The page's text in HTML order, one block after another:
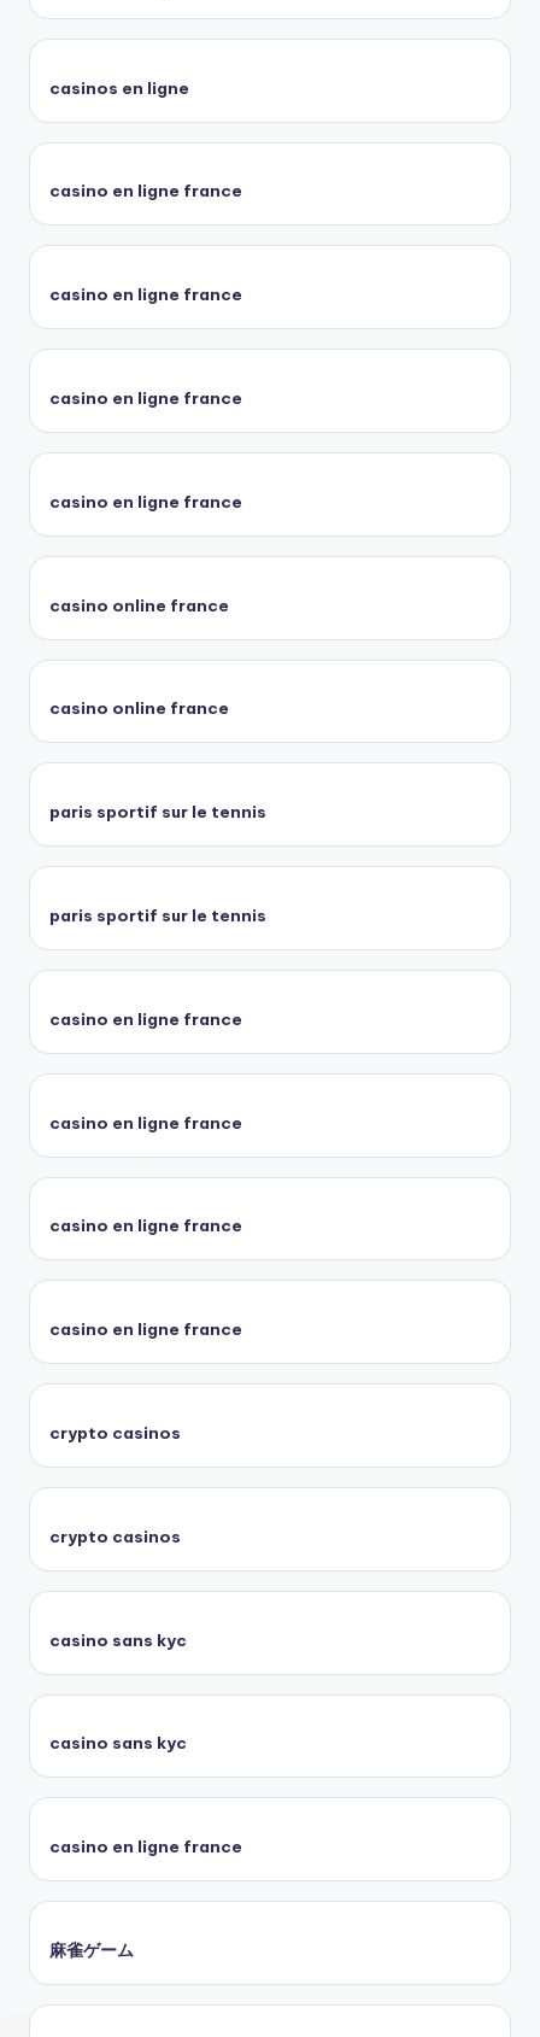
casinos en ligne
casino en ligne france
casino en ligne france
casino en ligne france
casino en ligne france
casino online france
casino online france
paris sportif sur le tennis
paris sportif sur le tennis
casino en ligne france
casino en ligne france
casino en ligne france
casino en ligne france
crypto casinos
crypto casinos
casino sans kyc
casino sans kyc
casino en ligne france
麻雀ゲーム